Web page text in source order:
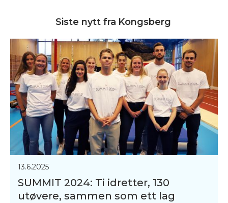
Siste nytt fra Kongsberg
13.6.2025
SUMMIT 2024: Ti idretter, 130
utøvere, sammen som ett lag